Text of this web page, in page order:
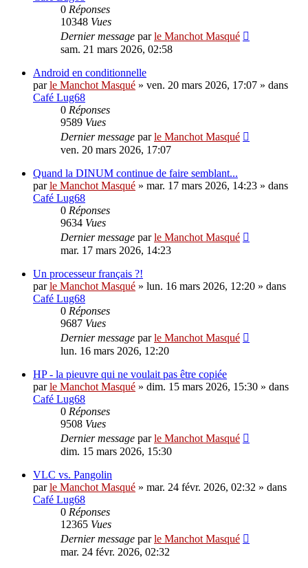
0 Réponses
10348 Vues
Dernier message parle Manchot Masqué
sam. 21 mars 2026, 02:58
Android en conditionnelle
parle Manchot Masqué » ven. 20 mars 2026, 17:07 » dans
Café Lug68
0 Réponses
9589 Vues
Dernier message parle Manchot Masqué
ven. 20 mars 2026, 17:07
Quand la DINUM continue de faire semblant...
parle Manchot Masqué » mar. 17 mars 2026, 14:23 » dans
Café Lug68
0 Réponses
9634 Vues
Dernier message parle Manchot Masqué
mar. 17 mars 2026, 14:23
Un processeur français ?!
parle Manchot Masqué » lun. 16 mars 2026, 12:20 » dans
Café Lug68
0 Réponses
9687 Vues
Dernier message parle Manchot Masqué
lun. 16 mars 2026, 12:20
HP - la pieuvre qui ne voulait pas être copiée
parle Manchot Masqué » dim. 15 mars 2026, 15:30 » dans
Café Lug68
0 Réponses
9508 Vues
Dernier message parle Manchot Masqué
dim. 15 mars 2026, 15:30
VLC vs. Pangolin
parle Manchot Masqué » mar. 24 févr. 2026, 02:32 » dans
Café Lug68
0 Réponses
12365 Vues
Dernier message parle Manchot Masqué
mar. 24 févr. 2026, 02:32